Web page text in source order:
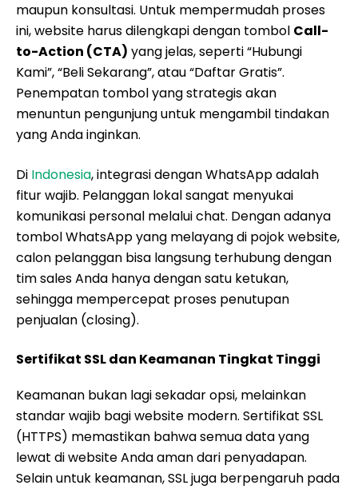
maupun konsultasi. Untuk mempermudah proses
ini, website harus dilengkapi dengan tombol Call-
to-Action (CTA) yang jelas, seperti “Hubungi
Kami”, “Beli Sekarang”, atau “Daftar Gratis”.
Penempatan tombol yang strategis akan
menuntun pengunjung untuk mengambil tindakan
yang Anda inginkan.
Di Indonesia, integrasi dengan WhatsApp adalah
fitur wajib. Pelanggan lokal sangat menyukai
komunikasi personal melalui chat. Dengan adanya
tombol WhatsApp yang melayang di pojok website,
calon pelanggan bisa langsung terhubung dengan
tim sales Anda hanya dengan satu ketukan,
sehingga mempercepat proses penutupan
penjualan (closing).
Sertifikat SSL dan Keamanan Tingkat Tinggi
Keamanan bukan lagi sekadar opsi, melainkan
standar wajib bagi website modern. Sertifikat SSL
(HTTPS) memastikan bahwa semua data yang
lewat di website Anda aman dari penyadapan.
Selain untuk keamanan, SSL juga berpengaruh pada